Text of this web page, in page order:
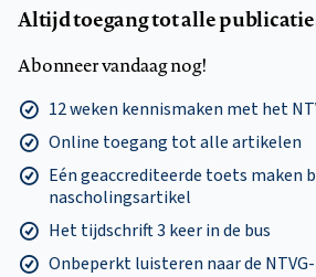
Altijd toegang tot alle
Abonneer vandaag nog!
12 weken kennismaken met het
Online toegang tot alle artikelen
Eén geaccrediteerde toets maken
nascholingsartikel
Het tijdschrift 3 keer in de bus
Onbeperkt luisteren naar de